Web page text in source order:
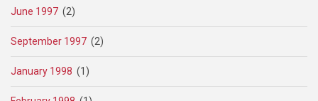
June 1997 (2)
September 1997 (2)
January 1998 (1)